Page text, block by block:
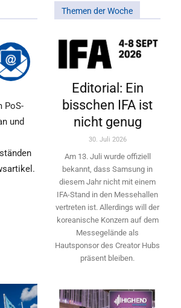
PoS-
und
Themen der Woche
Editorial: Ein
bisschen IFA ist
nicht genug
30. Juli 2026
Am 13. Juli wurde offiziell
bekannt, dass Samsung in
diesem Jahr nicht mit einem
IFA-Stand in den Messehallen
vertreten ist. Allerdings will ­der
koreanische Konzern auf dem
Messegelände als
Hautsponsor des Creator Hubs
präsent bleiben.